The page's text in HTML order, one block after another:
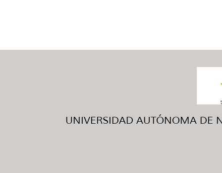
UNIVERSIDAD AUTÓNOMA DE